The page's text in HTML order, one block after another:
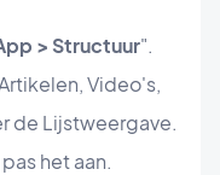
> Structuur".
Video's,
de Lijstweergave.
het aan.